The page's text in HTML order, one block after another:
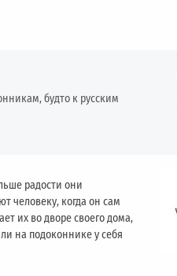
будто к русским
радости они
человеку, когда он сам
их во дворе своего дома,
на подоконнике у себя